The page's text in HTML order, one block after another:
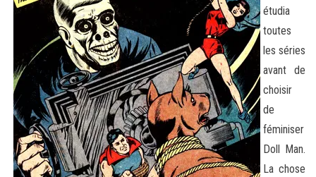
étudia
toutes
les séries
avant de
choisir
de
féminiser
Doll Man.
La chose